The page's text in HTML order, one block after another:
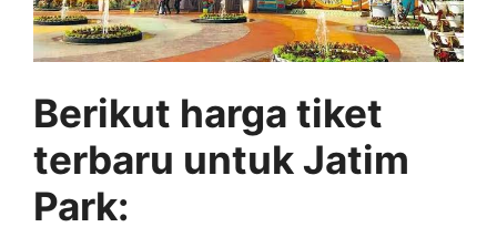
Berikut harga tiket
terbaru untuk Jatim
Park: